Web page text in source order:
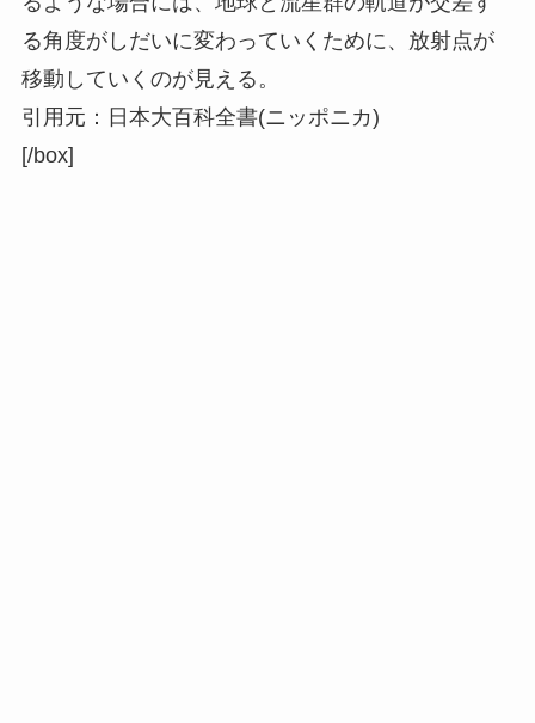
る角度がしだいに変わっていくために、放射点が
移動していくのが見える。
引用元：日本大百科全書(ニッポニカ)
[/box]